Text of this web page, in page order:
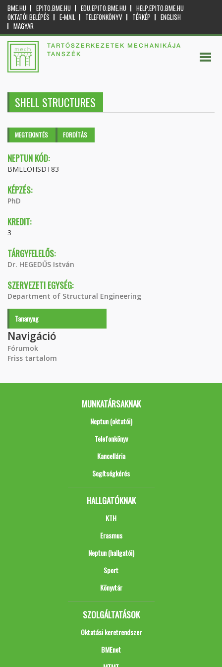
BME.HU EPITO.BME.HU EDU.EPITO.BME.HU
HELP.EPITO.BME.HU
OKTATÓI BELÉPÉS
E-MAIL TELEFONKÖNYV TÉRKÉP
ENGLISH
MAGYAR
TARTÓSZERKEZETEK MECHANIKÁJA
TANSZÉK
SHELL STRUCTURES
Elsődleges fülek
MEGTEKINTÉS (AKTÍVFORDÍTÁS
NEPTUN KÓD:
BMEEOHSDT83
KÉPZÉS:
PhD
KREDIT:
3
TÁRGYFELELŐS:
Dr. HEGEDŰS István
SZERVEZETI EGYSÉG:
Department of Structural Engineering
Tananyag
Navigáció
Fórumok
Friss tartalom
MUNKATÁRSAKNAK
Neptun (oktatói)
Telefonkönyv
Kancellária
Segítségkérés
HALLGATÓKNAK
KTH
Erasmus
Neptun (hallgatói)
Sport
Könyvtár
SZOLGÁLTATÁSOK
Oktatási keretrendszer
BMEnet